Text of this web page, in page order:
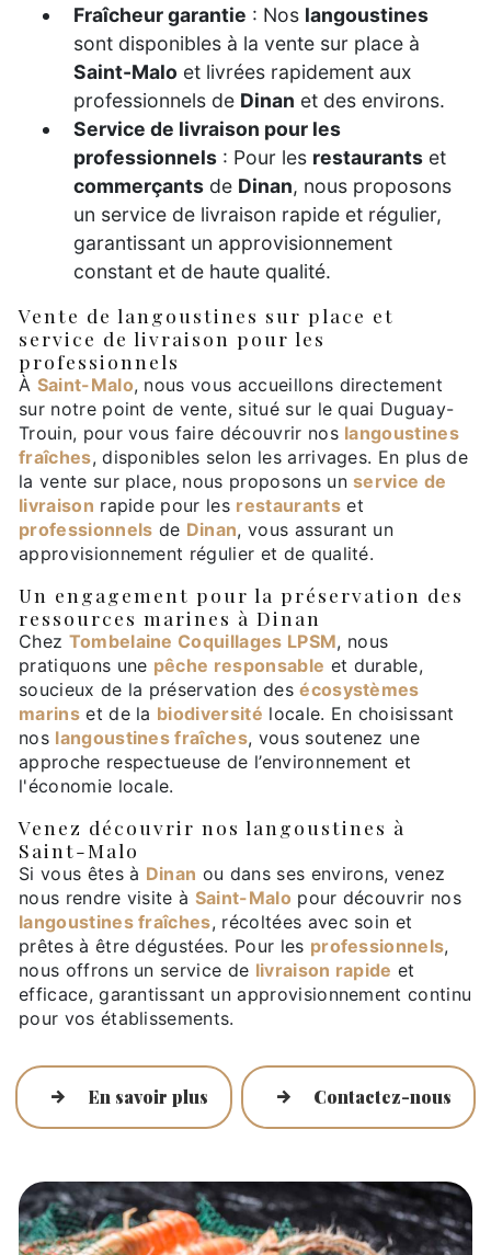
Fraîcheur garantie : Nos langoustines
sont disponibles à la vente sur place à
Saint-Malo et livrées rapidement aux
professionnels de Dinan et des environs.
Service de livraison pour les
professionnels : Pour les restaurants et
commerçants de Dinan, nous proposons
un service de livraison rapide et régulier,
garantissant un approvisionnement
constant et de haute qualité.
Vente de langoustines sur place et
service de livraison pour les
professionnels
À Saint-Malo, nous vous accueillons directement
sur notre point de vente, situé sur le quai Duguay-
Trouin, pour vous faire découvrir nos langoustines
fraîches, disponibles selon les arrivages. En plus de
la vente sur place, nous proposons unservice de
livraison rapide pour les restaurantset
professionnels de Dinan, vous assurant un
approvisionnement régulier et de qualité.
Un engagement pour la préservation des
ressources marines à Dinan
Chez Tombelaine Coquillages LPSM, nous
pratiquons une pêche responsable et durable,
soucieux de la préservation desécosystèmes
marinset de la biodiversité locale. En choisissant
nos langoustines fraîches, vous soutenez une
approche respectueuse de l’environnement et
l'économie locale.
Venez découvrir nos langoustines à
Saint-Malo
Si vous êtes à Dinan ou dans ses environs, venez
nous rendre visite à Saint-Malo pour découvrir nos
langoustines fraîches, récoltées avec soin et
prêtes à être dégustées. Pour les professionnels,
nous offrons un service de livraison rapide et
efficace, garantissant un approvisionnement continu
pour vos établissements.
En savoir plus Contactez-nous